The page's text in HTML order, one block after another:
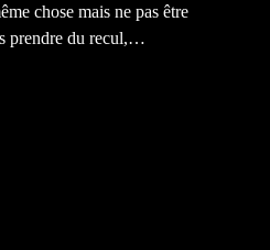
chose mais ne pas être
prendre du recul,…